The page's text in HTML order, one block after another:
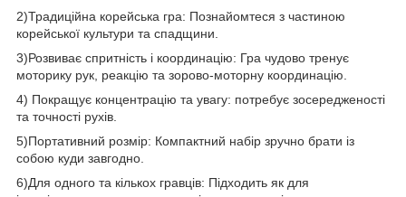
2)Традиційна корейська гра: Познайомтеся з частиною
корейської культури та спадщини.
3)Розвиває спритність і координацію: Гра чудово тренує
моторику рук, реакцію та зорово-моторну координацію.
4) Покращує концентрацію та увагу: потребує зосередженості
та точності рухів.
5)Портативний розмір: Компактний набір зручно брати із
собою куди завгодно.
6)Для одного та кількох гравців: Підходить як для